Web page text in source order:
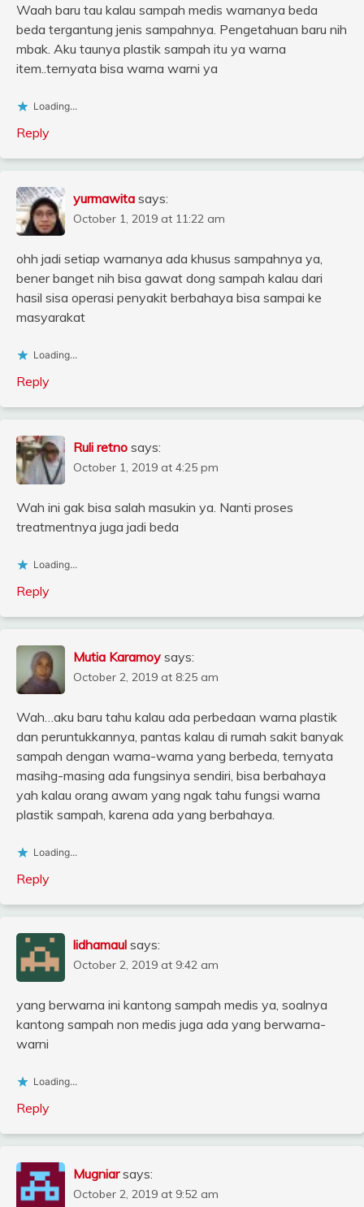
Waah baru tau kalau sampah medis warnanya beda
beda tergantung jenis sampahnya. Pengetahuan baru nih
mbak. Aku taunya plastik sampah itu ya warna
item..ternyata bisa warna warni ya
Loading...
Reply
yurmawita says:
October 1, 2019 at 11:22 am
ohh jadi setiap warnanya ada khusus sampahnya ya,
bener banget nih bisa gawat dong sampah kalau dari
hasil sisa operasi penyakit berbahaya bisa sampai ke
masyarakat
Loading...
Reply
Ruli retno says:
October 1, 2019 at 4:25 pm
Wah ini gak bisa salah masukin ya. Nanti proses
treatmentnya juga jadi beda
Loading...
Reply
Mutia Karamoy says:
October 2, 2019 at 8:25 am
Wah…aku baru tahu kalau ada perbedaan warna plastik
dan peruntukkannya, pantas kalau di rumah sakit banyak
sampah dengan warna-warna yang berbeda, ternyata
masihg-masing ada fungsinya sendiri, bisa berbahaya
yah kalau orang awam yang ngak tahu fungsi warna
plastik sampah, karena ada yang berbahaya.
Loading...
Reply
lidhamaul says:
October 2, 2019 at 9:42 am
yang berwarna ini kantong sampah medis ya, soalnya
kantong sampah non medis juga ada yang berwarna-
warni
Loading...
Reply
Mugniar says:
October 2, 2019 at 9:52 am